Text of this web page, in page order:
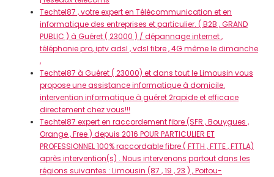
Techtel87 , votre expert en Télécommunication et en
informatique des entreprises et particulier. ( B2B , GRAND
PUBLIC ) à Guéret ( 23000 ) / dépannage internet ,
téléphonie pro, iptv adsl , vdsl fibre , 4G même le dimanche
,
Techtel87 à Guéret ( 23000) et dans tout le Limousin vous
propose une assistance informatique à domicile.
intervention informatique à guéret 2rapide et efficace
directement chez vous!!!
Techtel87 expert en raccordement fibre (SFR , Bouygues ,
Orange , Free ) depuis 2016 POUR PARTICULIER ET
PROFESSIONNEL 100% raccordable fibre ( FTTH , FTTE , FTTLA)
après intervention(s) . Nous intervenons partout dans les
régions suivantes : Limousin (87 , 19 , 23 ) , Poitou-